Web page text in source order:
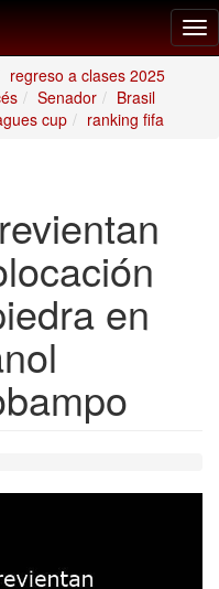
regreso a clases 2025
Senador
Brasil
cup ranking fifa
en